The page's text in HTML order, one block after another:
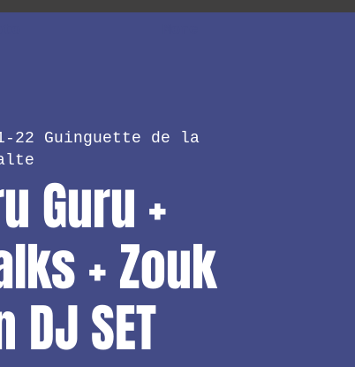
22 Guinguette de la
Guru +
+ Zouk
SET